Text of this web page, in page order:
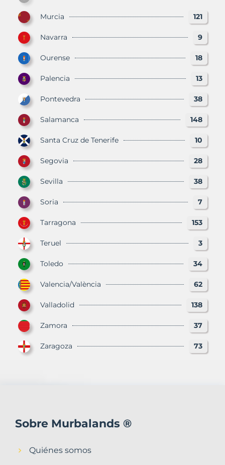
Murcia 121
Navarra 9
Ourense 18
Palencia 13
Pontevedra 38
Salamanca 148
Santa Cruz de Tenerife 10
Segovia 28
Sevilla 38
Soria 7
Tarragona 153
Teruel 3
Toledo 34
Valencia/València 62
Valladolid 138
Zamora 37
Zaragoza 73
Sobre Murbalands ®
Quiénes somos